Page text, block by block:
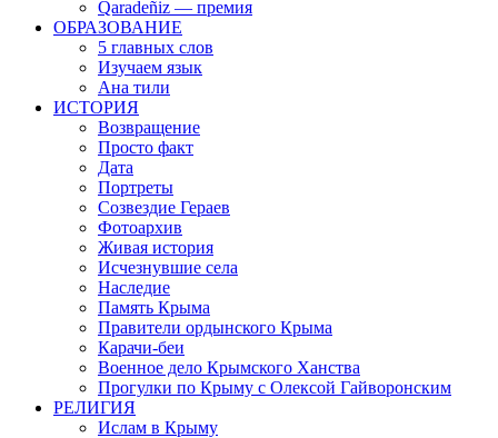
Qaradeñiz — премия
ОБРАЗОВАНИЕ
5 главных слов
Изучаем язык
Ана тили
ИСТОРИЯ
Возвращение
Просто факт
Дата
Портреты
Созвездие Гераев
Фотоархив
Живая история
Исчезнувшие села
Наследие
Память Крыма
Правители ордынского Крыма
Карачи-беи
Военное дело Крымского Ханства
Прогулки по Крыму с Олексой Гайворонским
РЕЛИГИЯ
Ислам в Крыму